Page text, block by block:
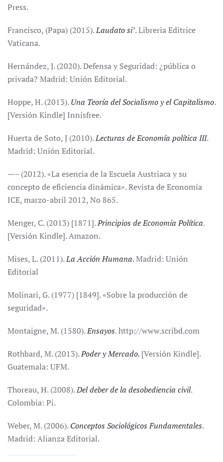
Press.
Francisco, (Papa) (2015).Laudato si’. Libreria Editrice
Vaticana.
Hernández, J. (2020). Defensa y Seguridad: ¿pública o
privada? Madrid: Unión Editorial.
Hoppe, H. (2013).Una Teoría del Socialismo y el Capitalismo.
[Versión Kindle] Innisfree.
Huerta de Soto, J (2010).Lecturas de Economía política III.
Madrid: Unión Editorial.
—– (2012). «La esencia de la Escuela Austriaca y su
concepto de eficiencia dinámica». Revista de Economía
ICE, marzo-abril 2012, No 865.
Menger, C. (2013) [1871].Principios de Economía Política.
[Versión Kindle]. Amazon.
Mises, L. (2011).La Acción Humana. Madrid: Unión
Editorial
Molinari, G. (1977) [1849]. «Sobre la producción de
seguridad».
Montaigne, M. (1580).Ensayos. http://www.scribd.com
Rothbard, M. (2013).Poder y Mercado. [Versión Kindle].
Guatemala: UFM.
Thoreau, H. (2008).Del deber de la desobediencia civil.
Colombia: Pi.
Weber, M. (2006).Conceptos Sociológicos Fundamentales.
Madrid: Alianza Editorial.